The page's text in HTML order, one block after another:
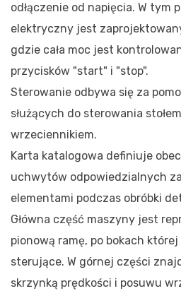
odłączenie od napięcia. W tym
elektryczny jest
gdzie cała moc jest
przycisków "start" i "stop".
Sterowanie odbywa się za
służących do sterowania
wrzeciennikiem.
Karta katalogowa definiuje
uchwytów odpowiedzialnych
elementami podczas obróbki
Główna część maszyny jest
pionową ramę, po bokach
sterujące. W górnej części
skrzynką prędkości i posuwu